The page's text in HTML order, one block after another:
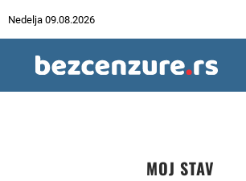
Nedelja 09.08.2026
MOJ STAV